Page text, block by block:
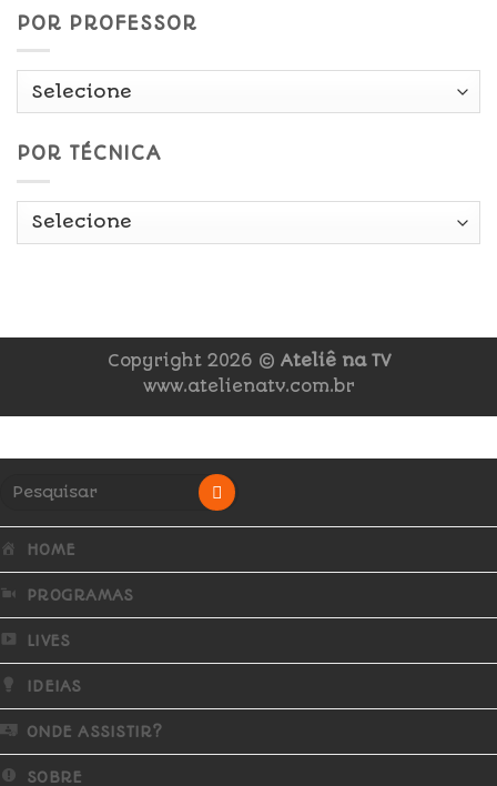
POR PROFESSOR
POR TÉCNICA
Copyright 2026 © Ateliê na TV
www.atelienatv.com.br
HOME
PROGRAMAS
LIVES
IDEIAS
ONDE ASSISTIR?
SOBRE